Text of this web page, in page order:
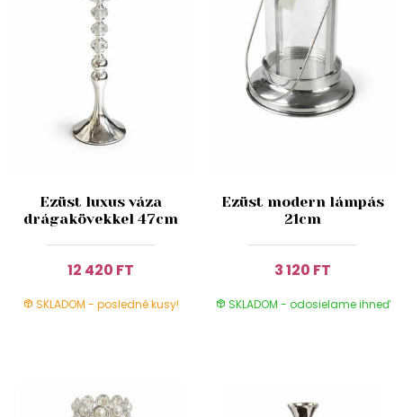
Ezüst luxus váza
drágakövekkel 47cm
12 420 FT
SKLADOM - posledné kusy!
Ezüst modern lámpás
21cm
3 120 FT
SKLADOM - odosielame ihneď